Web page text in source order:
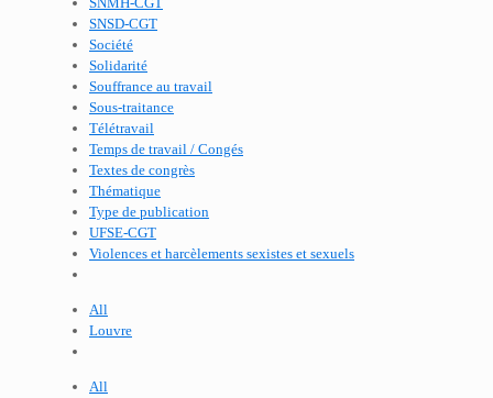
SNSD-CGT
Société
Solidarité
Souffrance au travail
Sous-traitance
Télétravail
Temps de travail / Congés
Textes de congrès
Thématique
Type de publication
UFSE-CGT
Violences et harcèlements sexistes et sexuels
All
Louvre
All